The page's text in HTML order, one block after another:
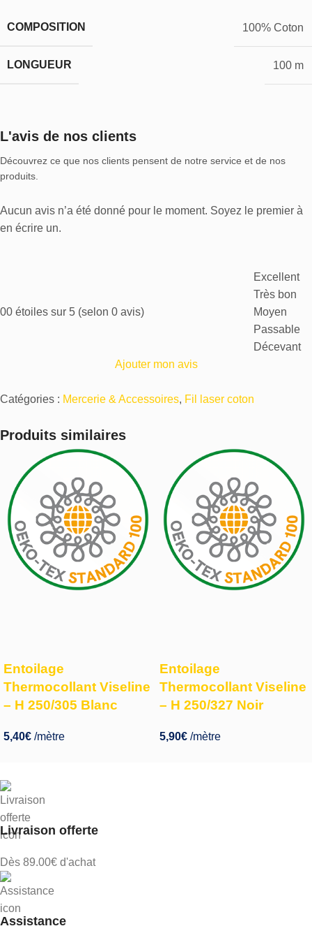
COMPOSITION 100% Coton
LONGUEUR 100 m
L'avis de nos clients
Découvrez ce que nos clients pensent de notre service et de nos
produits.
Aucun avis n’a été donné pour le moment. Soyez le premier à
en écrire un.
00 étoiles sur 5 (selon 0 avis)
Excellent
Très bon
Moyen
Passable
Décevant
Ajouter mon avis
Catégories : Mercerie & Accessoires, Fil laser coton
Produits similaires
Entoilage
Thermocollant Viseline
– H 250/305 Blanc
5,40€ /mètre
Entoilage
Thermocollant Viseline
– H 250/327 Noir
5,90€ /mètre
Livraison offerte
Dès 89.00€ d'achat
Assistance